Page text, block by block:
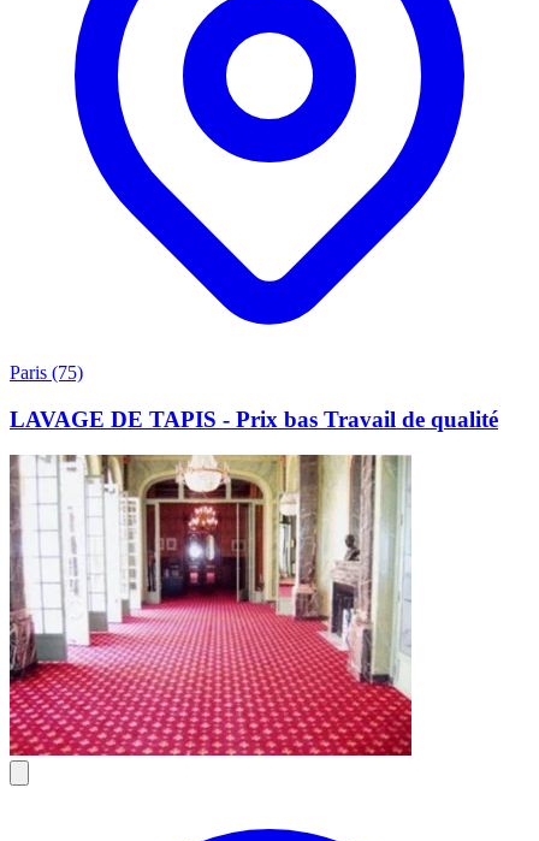
Paris (75)
LAVAGE DE TAPIS - Prix bas Travail de qualité